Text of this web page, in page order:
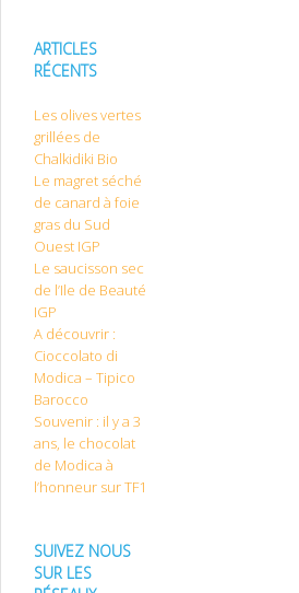
ARTICLES
RÉCENTS
Les olives vertes
grillées de
Chalkidiki Bio
Le magret séché
de canard à foie
gras du Sud
Ouest IGP
Le saucisson sec
de l’Ile de Beauté
IGP
A découvrir :
Cioccolato di
Modica – Tipico
Barocco
Souvenir : il y a 3
ans, le chocolat
de Modica à
l’honneur sur TF1
SUIVEZ NOUS
SUR LES